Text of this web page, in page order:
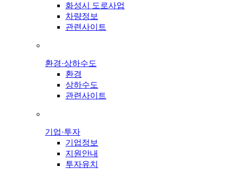
화성시 도로사업
차량정보
관련사이트
환경·상하수도
환경
상하수도
관련사이트
기업·투자
기업정보
지원안내
투자유치